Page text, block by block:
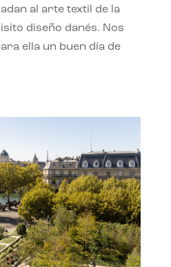
al arte textil de la
diseño danés. Nos
ella un buen día de